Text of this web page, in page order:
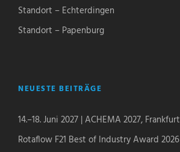
Standort – Echterdingen
Standort – Papenburg
NEUESTE BEITRÄGE
14.–18. Juni 2027 | ACHEMA 2027,
Rotaflow F21 Best of Industry Award 2026